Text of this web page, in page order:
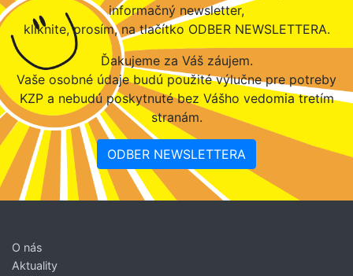
informačný newsletter,
kliknite, prosím, na tlačítko ODBER NEWSLETTERA.
Ďakujeme za Váš záujem.
Vaše osobné údaje budú použité výlučne pre potreby
KZP a nebudú poskytnuté bez Vášho vedomia tretím
stranám.
ODBER NEWSLETTERA
O nás
Aktuality